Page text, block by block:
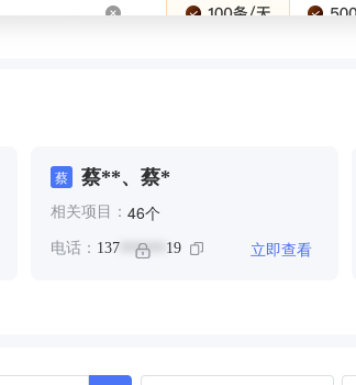
蔡 蔡**、蔡*
相关项目： 46个
电话： 137 ****** 19 立即查看